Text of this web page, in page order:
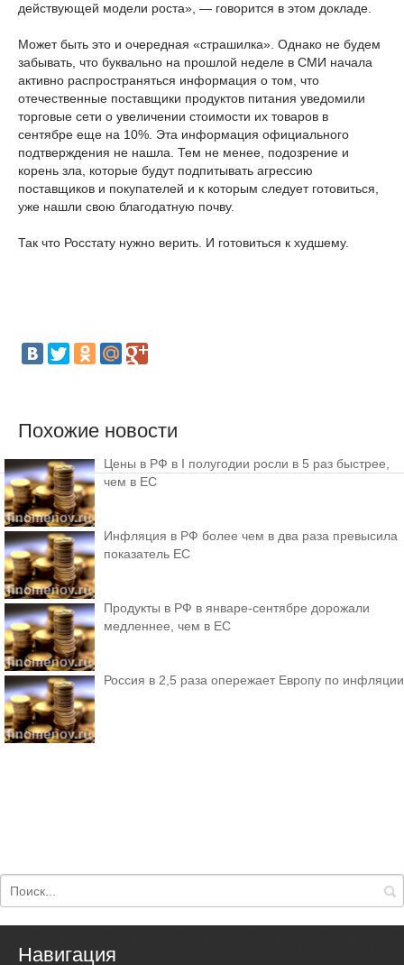
действующей модели роста», — говорится в этом докладе.
Может быть это и очередная «страшилка». Однако не будем
забывать, что буквально на прошлой неделе в СМИ начала
активно распространяться информация о том, что
отечественные поставщики продуктов питания уведомили
торговые сети о увеличении стоимости их товаров в
сентябре еще на 10%. Эта информация официального
подтверждения не нашла. Тем не менее, подозрение и
корень зла, которые будут подпитывать агрессию
поставщиков и покупателей и к которым следует готовиться,
уже нашли свою благодатную почву.
Так что Росстату нужно верить. И готовиться к худшему.
Похожие новости
Цены в РФ в I полугодии росли в 5 раз быстрее,
чем в ЕС
Инфляция в РФ более чем в два раза превысила
показатель ЕС
Продукты в РФ в январе-сентябре дорожали
медленнее, чем в ЕС
Россия в 2,5 раза опережает Европу по инфляции
Навигация